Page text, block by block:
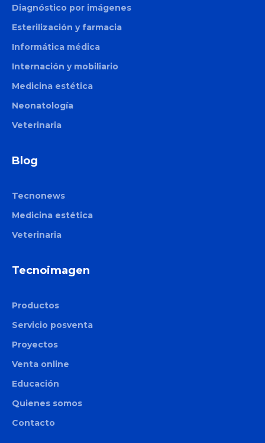
Diagnóstico por imágenes
Esterilización y farmacia
Informática médica
Internación y mobiliario
Medicina estética
Neonatología
Veterinaria
Blog
Tecnonews
Medicina estética
Veterinaria
Tecnoimagen
Productos
Servicio posventa
Proyectos
Venta online
Educación
Quienes somos
Contacto